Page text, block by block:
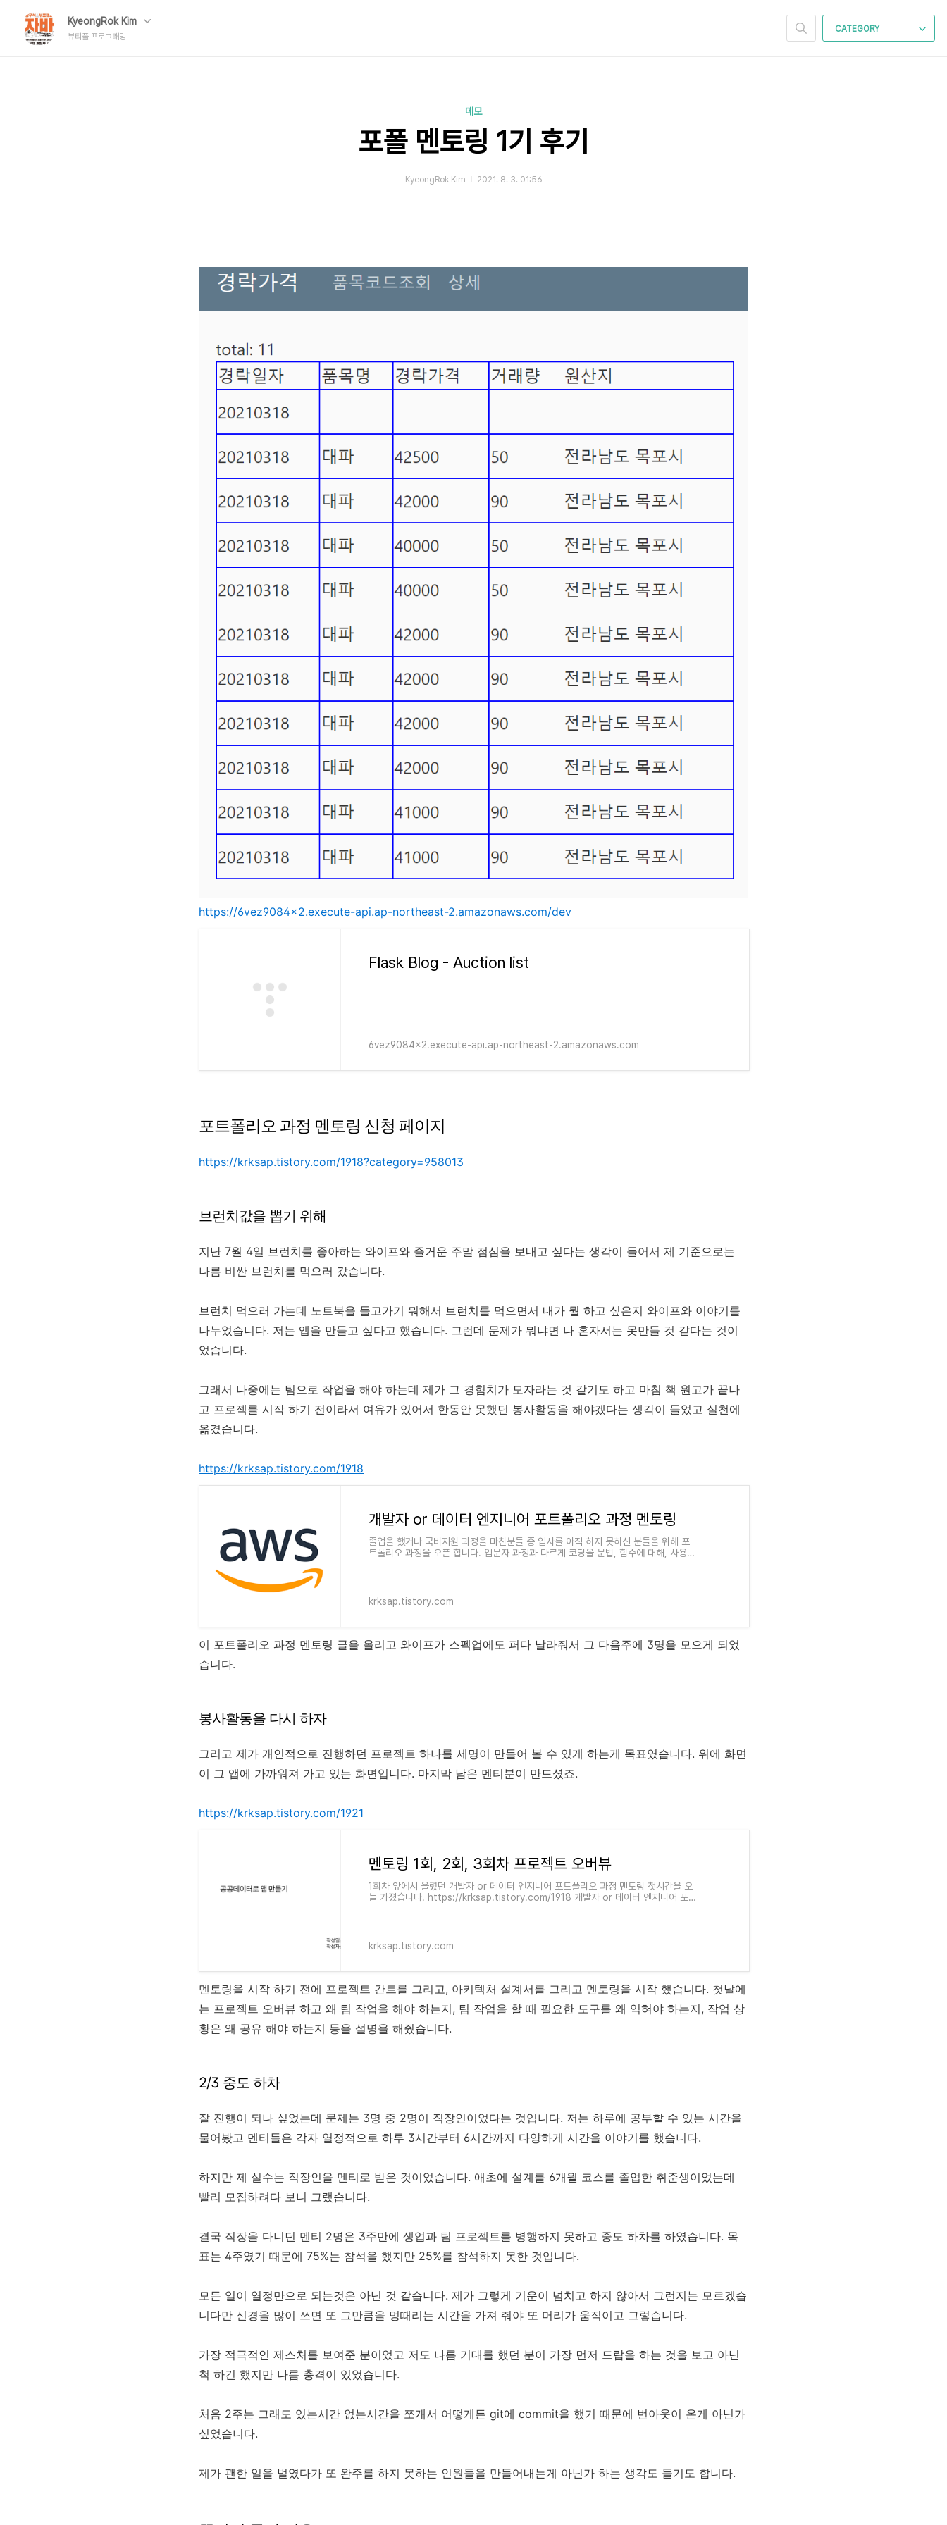
KyeongRok Kim
뷰티풀 프로그래밍
CATEGORY
메모
포폴 멘토링 1기 후기
KyeongRok Kim 2021. 8. 3. 01:56
https://6vez9084x2.execute-api.ap-northeast-2.amazonaws.com/dev
Flask Blog - Auction list
6vez9084x2.execute-api.ap-northeast-2.amazonaws.com
포트폴리오 과정 멘토링 신청 페이지
https://krksap.tistory.com/1918?category=958013
브런치값을 뽑기 위해
지난 7월 4일 브런치를 좋아하는 와이프와 즐거운 주말 점심을 보내고 싶다는 생각이 들어서 제 기준으로는
나름 비싼 브런치를 먹으러 갔습니다.
브런치 먹으러 가는데 노트북을 들고가기 뭐해서 브런치를 먹으면서 내가 뭘 하고 싶은지 와이프와 이야기를
나누었습니다. 저는 앱을 만들고 싶다고 했습니다. 그런데 문제가 뭐냐면 나 혼자서는 못만들 것 같다는 것이
었습니다.
그래서 나중에는 팀으로 작업을 해야 하는데 제가 그 경험치가 모자라는 것 같기도 하고 마침 책 원고가 끝나
고 프로젝를 시작 하기 전이라서 여유가 있어서 한동안 못했던 봉사활동을 해야겠다는 생각이 들었고 실천에
옮겼습니다.
https://krksap.tistory.com/1918
개발자 or 데이터 엔지니어 포트폴리오 과정 멘토링
졸업을 했거나 국비지원 과정을 마친분들 중 입사를 아직 하지 못하신 분들을 위해 포
트폴리오 과정을 오픈 합니다. 입문자 과정과 다르게 코딩을 문법, 함수에 대해, 사용법
krksap.tistory.com
이 포트폴리오 과정 멘토링 글을 올리고 와이프가 스펙업에도 퍼다 날라줘서 그 다음주에 3명을 모으게 되었
습니다.
봉사활동을 다시 하자
그리고 제가 개인적으로 진행하던 프로젝트 하나를 세명이 만들어 볼 수 있게 하는게 목표였습니다. 위에 화면
이 그 앱에 가까워져 가고 있는 화면입니다. 마지막 남은 멘티분이 만드셨죠.
https://krksap.tistory.com/1921
멘토링 1회, 2회, 3회차 프로젝트 오버뷰
1회차 앞에서 올렸던 개발자 or 데이터 엔지니어 포트폴리오 과정 멘토링 첫시간을 오
늘 가졌습니다. https://krksap.tistory.com/1918 개발자 or 데이터 엔지니어 포트
krksap.tistory.com
멘토링을 시작 하기 전에 프로젝트 간트를 그리고, 아키텍처 설계서를 그리고 멘토링을 시작 했습니다. 첫날에
는 프로젝트 오버뷰 하고 왜 팀 작업을 해야 하는지, 팀 작업을 할 때 필요한 도구를 왜 익혀야 하는지, 작업 상
황은 왜 공유 해야 하는지 등을 설명을 해줬습니다.
2/3 중도 하차
잘 진행이 되나 싶었는데 문제는 3명 중 2명이 직장인이었다는 것입니다. 저는 하루에 공부할 수 있는 시간을
물어봤고 멘티들은 각자 열정적으로 하루 3시간부터 6시간까지 다양하게 시간을 이야기를 했습니다.
하지만 제 실수는 직장인을 멘티로 받은 것이었습니다. 애초에 설계를 6개월 코스를 졸업한 취준생이었는데
빨리 모집하려다 보니 그랬습니다.
결국 직장을 다니던 멘티 2명은 3주만에 생업과 팀 프로젝트를 병행하지 못하고 중도 하차를 하였습니다. 목
표는 4주였기 때문에 75%는 참석을 했지만 25%를 참석하지 못한 것입니다.
모든 일이 열정만으로 되는것은 아닌 것 같습니다. 제가 그렇게 기운이 넘치고 하지 않아서 그런지는 모르겠습
니다만 신경을 많이 쓰면 또 그만큼을 멍때리는 시간을 가져 줘야 또 머리가 움직이고 그렇습니다.
가장 적극적인 제스처를 보여준 분이었고 저도 나름 기대를 했던 분이 가장 먼저 드랍을 하는 것을 보고 아닌
척 하긴 했지만 나름 충격이 있었습니다.
처음 2주는 그래도 있는시간 없는시간을 쪼개서 어떻게든 git에 commit을 했기 때문에 번아웃이 온게 아닌가
싶었습니다.
제가 괜한 일을 벌였다가 또 완주를 하지 못하는 인원들을 만들어내는게 아닌가 하는 생각도 들기도 합니다.